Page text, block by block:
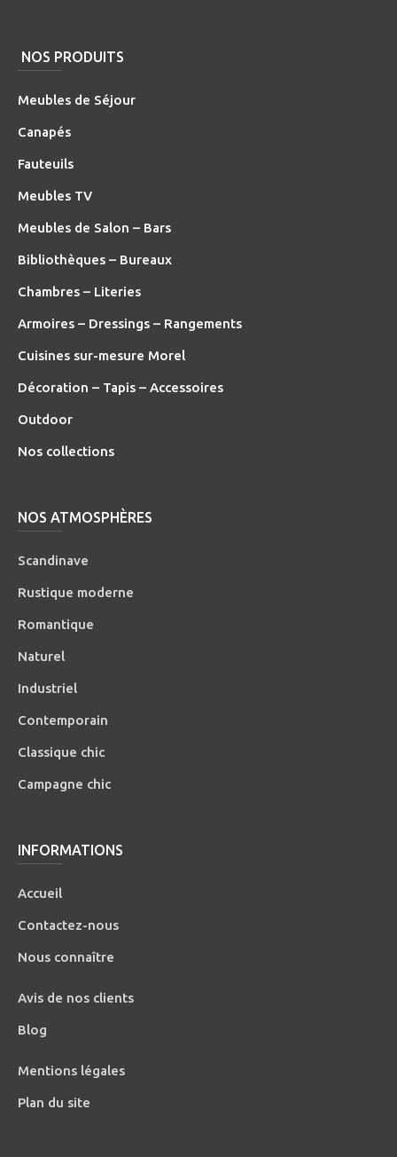
NOS PRODUITS
Meubles de Séjour
Canapés
Fauteuils
Meubles TV
Meubles de Salon – Bars
Bibliothèques – Bureaux
Chambres – Literies
Armoires – Dressings – Rangements
Cuisines sur-mesure Morel
Décoration – Tapis – Accessoires
Outdoor
Nos collections
NOS ATMOSPHÈRES
Scandinave
Rustique moderne
Romantique
Naturel
Industriel
Contemporain
Classique chic
Campagne chic
INFORMATIONS
Accueil
Contactez-nous
Nous connaître
Avis de nos clients
Blog
Mentions légales
Plan du site